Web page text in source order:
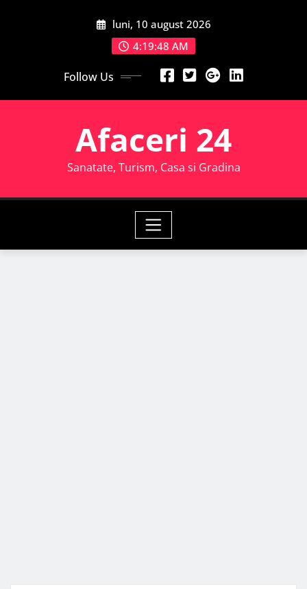
luni, 10 august 2026
4:19:50 AM
Follow Us
Afaceri 24
Sanatate, Turism, Casa si Gradina